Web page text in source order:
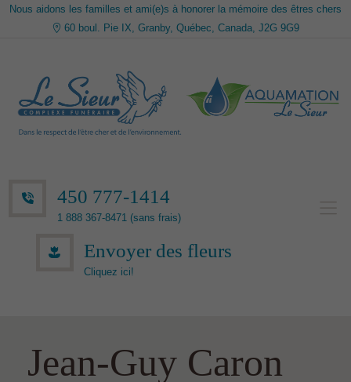
Nous aidons les familles et ami(e)s à honorer la mémoire des êtres chers
60 boul. Pie IX, Granby, Québec, Canada, J2G 9G9
450 777-1414
1 888 367-8471 (sans frais)
Envoyer des fleurs
Cliquez ici!
Jean-Guy Caron